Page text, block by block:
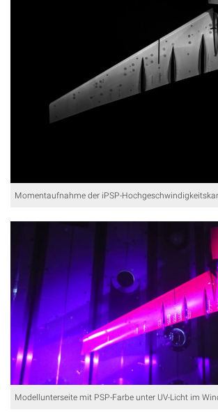
Momentaufnahme der iPSP-
Modellunterseite mit PSP-Farbe unter UV-Licht im